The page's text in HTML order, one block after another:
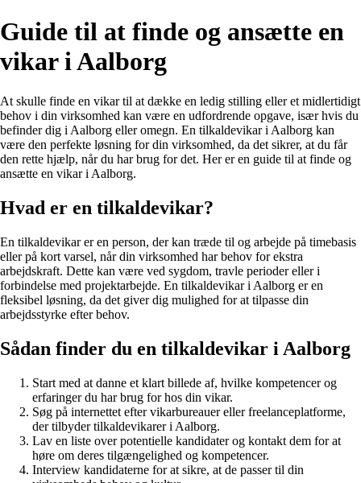
Guide til at finde og ansætte en
vikar i Aalborg
At skulle finde en vikar til at dække en ledig stilling eller et midlertidigt
behov i din virksomhed kan være en udfordrende opgave, især hvis du
befinder dig i Aalborg eller omegn. En tilkaldevikar i Aalborg kan
være den perfekte løsning for din virksomhed, da det sikrer, at du får
den rette hjælp, når du har brug for det. Her er en guide til at finde og
ansætte en vikar i Aalborg.
Hvad er en tilkaldevikar?
En tilkaldevikar er en person, der kan træde til og arbejde på timebasis
eller på kort varsel, når din virksomhed har behov for ekstra
arbejdskraft. Dette kan være ved sygdom, travle perioder eller i
forbindelse med projektarbejde. En tilkaldevikar i Aalborg er en
fleksibel løsning, da det giver dig mulighed for at tilpasse din
arbejdsstyrke efter behov.
Sådan finder du en tilkaldevikar i Aalborg
Start med at danne et klart billede af, hvilke kompetencer og
erfaringer du har brug for hos din vikar.
Søg på internettet efter vikarbureauer eller freelanceplatforme,
der tilbyder tilkaldevikarer i Aalborg.
Lav en liste over potentielle kandidater og kontakt dem for at
høre om deres tilgængelighed og kompetencer.
Interview kandidaterne for at sikre, at de passer til din